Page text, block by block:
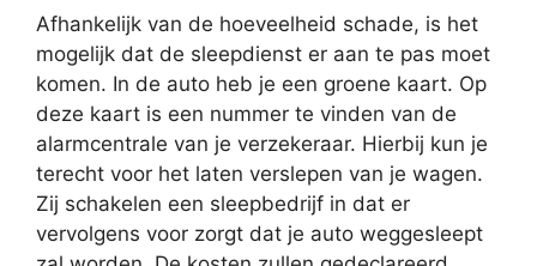
Afhankelijk van de hoeveelheid schade, is het
mogelijk dat de sleepdienst er aan te pas moet
komen. In de auto heb je een groene kaart. Op
deze kaart is een nummer te vinden van de
alarmcentrale van je verzekeraar. Hierbij kun je
terecht voor het laten verslepen van je wagen.
Zij schakelen een sleepbedrijf in dat er
vervolgens voor zorgt dat je auto weggesleept